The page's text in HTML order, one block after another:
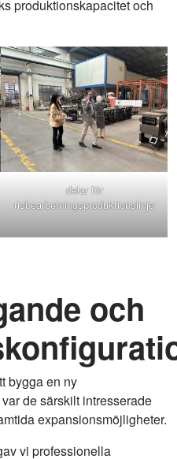
produktionskapacitet och
delar för
risbearbetningsproduktionslinje
och
bygga en ny
var de särskilt intresserade
expansionsmöjligheter.
vi professionella